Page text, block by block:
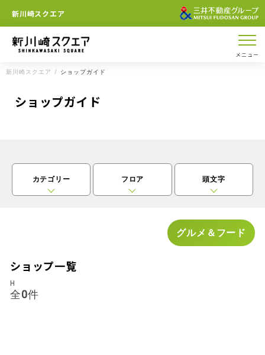
新川崎スクエア
メニュー
新川崎スクエア ショップガイド
ショップガイド
カテゴリー フロア 頭文字
グルメ＆フード
ショップ一覧
H
全0件